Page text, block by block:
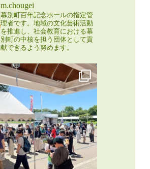
m.chougei
幕別町百年記念ホールの指定管
理者です。地域の文化芸術活動
を推進し、社会教育における幕
別町の中核を担う団体として貢
献できるよう努めます。